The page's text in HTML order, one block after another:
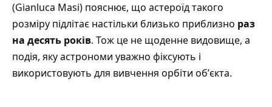
(Gianluca Masi) пояснює, що астероїд такого
розміру підлітає настільки близько приблизно раз
на десять років. Тож це не щоденне видовище, а
подія, яку астрономи уважно фіксують і
використовують для вивчення орбіти обʼєкта.